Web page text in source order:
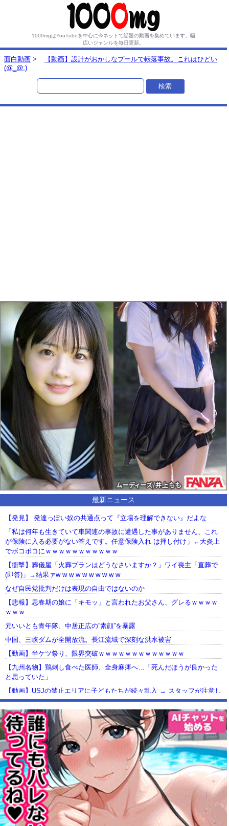
1000mgはYouTubeを中心に今ネットで話題の動画を集めています。 幅
広いジャンルを毎日更新。
面白動画 >
【動画】設計がおかしなプールで転落事故。これはひどい
(@_@;)
最新ニュース
【発見】 発達っぽい奴の共通点って『立場を理解できない』だよな
「私は何年も生きていて車関連の事故に遭遇した事がありません、これ
が保険に入る必要がない答えです。任意保険入れ は押し付け」←大炎上
でボコボコにｗｗｗｗｗｗｗｗｗｗｗ
【衝撃】葬儀屋「火葬プランはどうなさいますか？」ワイ喪主「直葬で
(即答)」→結果ァw w w w w w w w w w
なぜ自民党批判だけは表現の自由ではないのか
【悲報】思春期の娘に「キモッ」と言われたお父さん、グレるｗｗｗｗ
ｗｗｗ
元いいとも青年隊、中居正広の”素顔”を暴露
中国、三峡ダムが全開放流。長江流域で深刻な洪水被害
【動画】半ケツ祭り、限界突破ｗｗｗｗｗｗｗｗｗｗｗｗｗ
【九州名物】鶏刺し食べた医師、全身麻痺へ…「死んだほうが良かった
と思っていた」
【動画】USJの禁止エリアに子どもたちが続々乱入 → スタッフが注意し
ても止まらない事態に
Powered by livedoor 相互RSS